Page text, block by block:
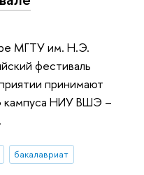
МГТУ им. Н.Э.
фестиваль
принимают
кампуса НИУ ВШЭ –
бакалавриат